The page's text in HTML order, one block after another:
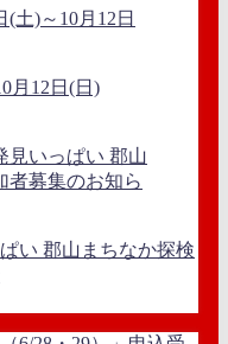
月12日(日)
い 郡山まちなか探検